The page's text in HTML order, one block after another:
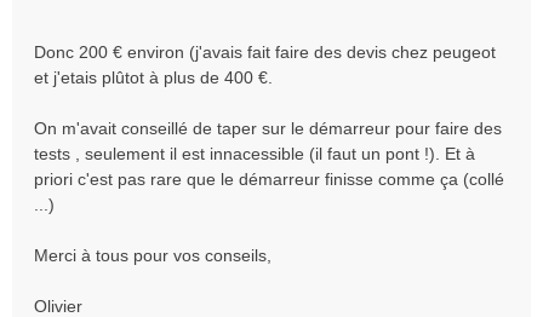
Donc 200 € environ (j'avais fait faire des devis chez peugeot
et j'etais plûtot à plus de 400 €.
On m'avait conseillé de taper sur le démarreur pour faire des
tests , seulement il est innacessible (il faut un pont !). Et à
priori c'est pas rare que le démarreur finisse comme ça (collé
...)
Merci à tous pour vos conseils,
Olivier